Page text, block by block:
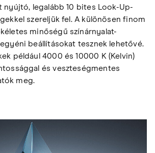
nyújtó, legalább 10 bites Look-Up-
szereljük fel. A különösen finom
minőségű színárnyalat-
beállításokat tesznek lehetővé.
például 4000 és 10000 K (Kelvin)
és veszteségmentes
meg.